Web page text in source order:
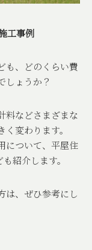
工事例
も、どのくらい費
しょうか？
料などさまざまな
変わります。
について、平屋住
紹介します。
は、ぜひ参考にし